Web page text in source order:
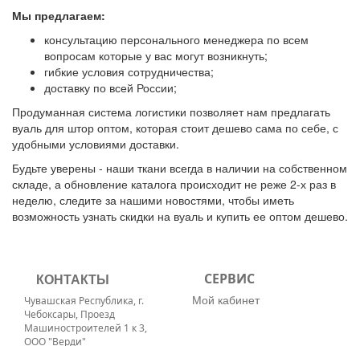
Мы предлагаем:
консультацию персонального менеджера по всем
вопросам которые у вас могут возникнуть;
гибкие условия сотрудничества;
доставку по всей России;
Продуманная система логистики позволяет нам предлагать
вуаль для штор оптом, которая стоит дешево сама по себе, с
удобными условиями доставки.
Будьте уверены - наши ткани всегда в наличии на собственном
складе, а обновление каталога происходит не реже 2-х раз в
неделю, следите за нашими новостями, чтобы иметь
возможность узнать скидки на вуаль и купить ее оптом дешево.
КОНТАКТЫ
Чувашская Республика, г.
Чебоксары, Проезд
Машиностроителей 1 к 3,
ООО "Верди"
СЕРВИС
Мой кабинет